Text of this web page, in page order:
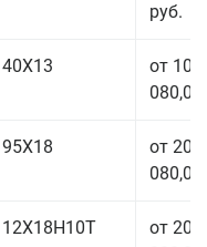
руб.
40Х13
от 103
080,00
95Х18
от 208
080,00
12Х18Н10Т
от 209